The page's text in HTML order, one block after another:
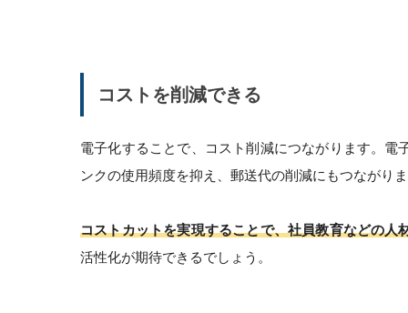
コストを削減できる
電子化することで、コスト削減につながります。
ンクの使用頻度を抑え、郵送代の削減にもつながり
コストカットを実現することで、社員教育などの人
活性化が期待できるでしょう。